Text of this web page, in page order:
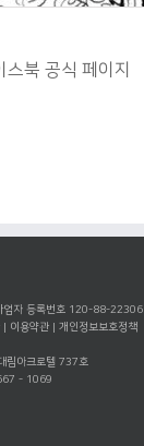
북 공식 페이지
업자 등록번호 120-88-22306
이용약관
개인정보보호정책
림아크로텔 737호
- 1069